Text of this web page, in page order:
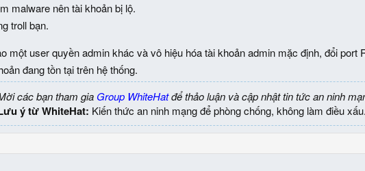
malware nên tài khoản bị lộ.
troll bạn.
một user quyền admin khác và vô hiệu hóa tài khoản admin mặc định, đổi port
đang tồn tại trên hệ thống.
các bạn tham gia Group WhiteHatđể thảo luận và cập nhật tin tức an ninh
ý từ WhiteHat: Kiến thức an ninh mạng để phòng chống, không làm điều xấu.